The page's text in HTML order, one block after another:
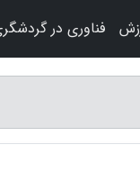
فناوری در